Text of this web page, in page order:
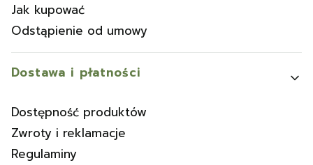
Jak kupować
Odstąpienie od umowy
Dostawa i płatności
Dostępność produktów
Zwroty i reklamacje
Regulaminy